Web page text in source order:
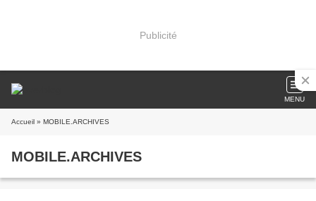
Publicité
MENU
Accueil » MOBILE.ARCHIVES
MOBILE.ARCHIVES